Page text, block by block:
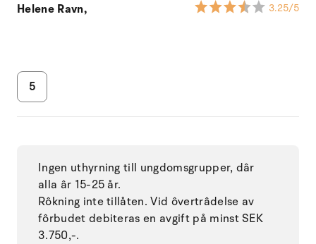
Helene Ravn, 3.25/5
5
Ingen uthyrning till ungdomsgrupper, dâr
alla âr 15-25 år.
Rôkning inte tillåten. Vid ôvertrâdelse av
fôrbudet debiteras en avgift på minst SEK
3.750,-.